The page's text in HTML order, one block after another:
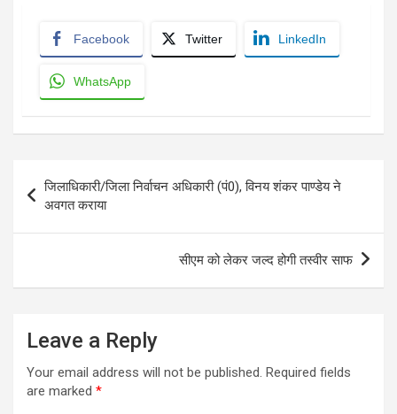
Facebook Twitter LinkedIn
WhatsApp
navigation
जिलाधिकारी/जिला निर्वाचन अधिकारी (पं0), विनय शंकर पाण्डेय ने
अवगत कराया
सीएम को लेकर जल्द होगी तस्वीर साफ
Leave a Reply
Your email address will not be published. Required fields
are marked *